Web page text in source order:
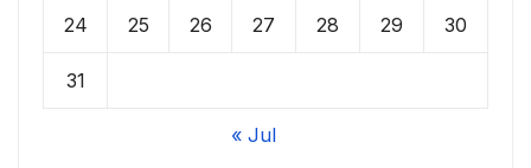
24 25 26 27 28 29 30
31
« Jul